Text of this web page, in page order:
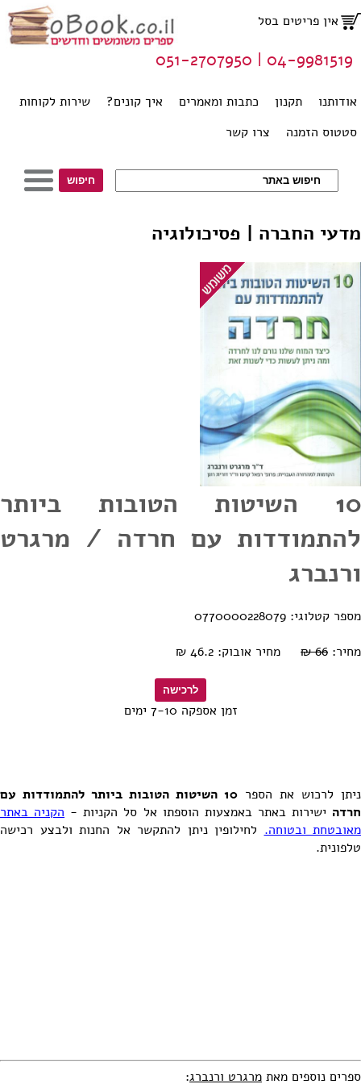
אין פריטים בסל
אודותנו תקנון כתבות ומאמרים איך קונים?
שירות לקוחות
סטטוס הזמנה
צרו קשר
04-9981519 | 051-2707950
מדעי החברה | פסיכולוגיה
10 השיטות הטובות ביותר
להתמודדות עם חרדה / מרגרט
ורנברג
מספר קטלוגי: 0770000228079
מחיר: 66 ₪ מחיר אובוק: 46.2 ₪
זמן אספקה 7-10 ימים
ניתן לרכוש את הספר
10 השיטות הטובות ביותר להתמודדות עם
חרדה ישירות באתר באמצעות הוספתו אל סל הקניות - הקניה באתר
מאובטחת ובטוחה. לחילופין ניתן להתקשר אל החנות ולבצע רכישה
טלפונית.
ספרים נוספים מאת מרגרט ורנברג: